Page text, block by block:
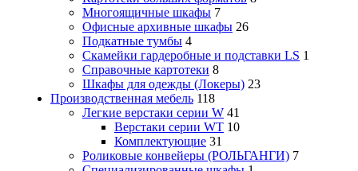
Многоящичные шкафы 7
Офисные архивные шкафы 26
Подкатные тумбы 4
Скамейки гардеробные и подставки LS 1
Справочные картотеки 8
Шкафы для одежды (Локеры) 23
Производственная мебель 118
Легкие верстаки серии W 41
Верстаки серии WT 10
Комплектующие 31
Роликовые конвейеры (РОЛЬГАНГИ) 7